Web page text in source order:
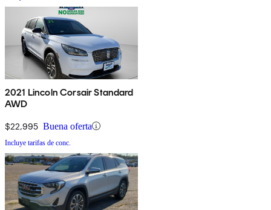
2021 Lincoln Corsair Standard
AWD
$22,995 Buena oferta
Incluye tarifas de conc.